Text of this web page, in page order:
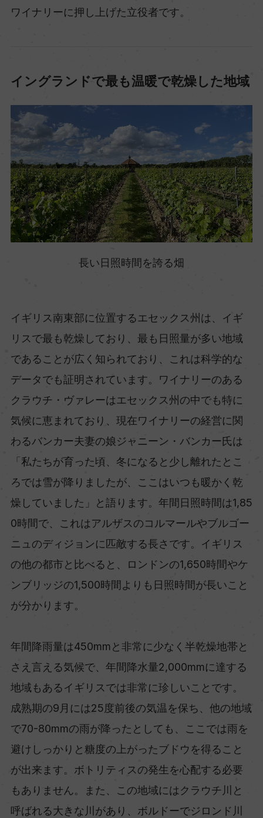
ワイナリーに押し上げた立役者です。
イングランドで最も温暖で乾燥した地域
長い日照時間を誇る畑
イギリス南東部に位置するエセックス州は、イギ
リスで最も乾燥しており、最も日照量が多い地域
であることが広く知られており、これは科学的な
データでも証明されています。ワイナリーのある
クラウチ・ヴァレーはエセックス州の中でも特に
気候に恵まれており、現在ワイナリーの経営に関
わるバンカー夫妻の娘ジャニーン・バンカー氏は
「私たちが育った頃、冬になると少し離れたとこ
ろでは雪が降りましたが、ここはいつも暖かく乾
燥していました」と語ります。年間日照時間は1,85
0時間で、これはアルザスのコルマールやブルゴー
ニュのディジョンに匹敵する長さです。イギリス
の他の都市と比べると、ロンドンの1,650時間やケ
ンブリッジの1,500時間よりも日照時間が長いこと
が分かります。
年間降雨量は450mmと非常に少なく半乾燥地帯と
さえ言える気候で、年間降水量2,000mmに達する
地域もあるイギリスでは非常に珍しいことです。
成熟期の9月には25度前後の気温を保ち、他の地域
で70-80mmの雨が降ったとしても、ここでは雨を
避けしっかりと糖度の上がったブドウを得ること
が出来ます。ボトリティスの発生を心配する必要
もありません。また、この地域にはクラウチ川と
呼ばれる大きな川があり、ボルドーでジロンド川